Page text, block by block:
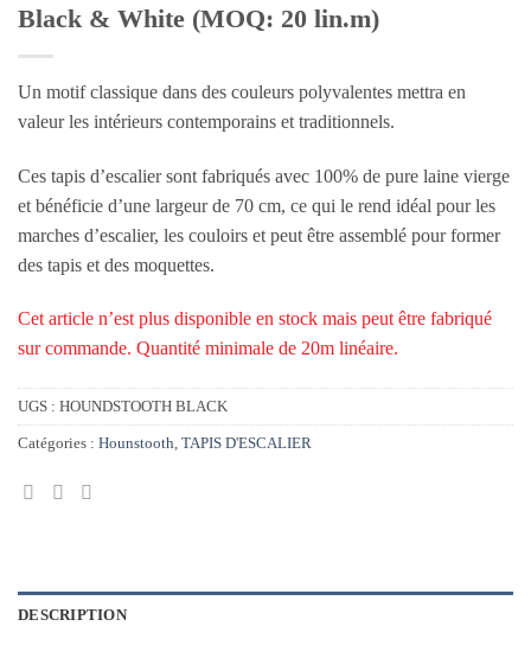
Black & White (MOQ: 20 lin.m)
Un motif classique dans des couleurs polyvalentes mettra en
valeur les intérieurs contemporains et traditionnels.
Ces tapis d’escalier sont fabriqués avec 100% de pure laine vierge
et bénéficie d’une largeur de 70 cm, ce qui le rend idéal pour les
marches d’escalier, les couloirs et peut être assemblé pour former
des tapis et des moquettes.
Cet article n’est plus disponible en stock mais peut être fabriqué
sur commande. Quantité minimale de 20m linéaire.
UGS : HOUNDSTOOTH BLACK
Catégories : Hounstooth, TAPIS D'ESCALIER
DESCRIPTION